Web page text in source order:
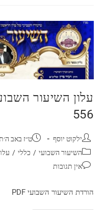
עלון השיעור
556
ילקוט יוסף
ט״ז באב ה׳תשפ״ו
השיעור השבועי / כללי /
אין תגובות
הורדת השיעור השבועי PDF